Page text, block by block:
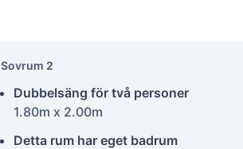
Sovrum 2
Dubbelsäng för två personer
1.80m x 2.00m
Detta rum har eget badrum